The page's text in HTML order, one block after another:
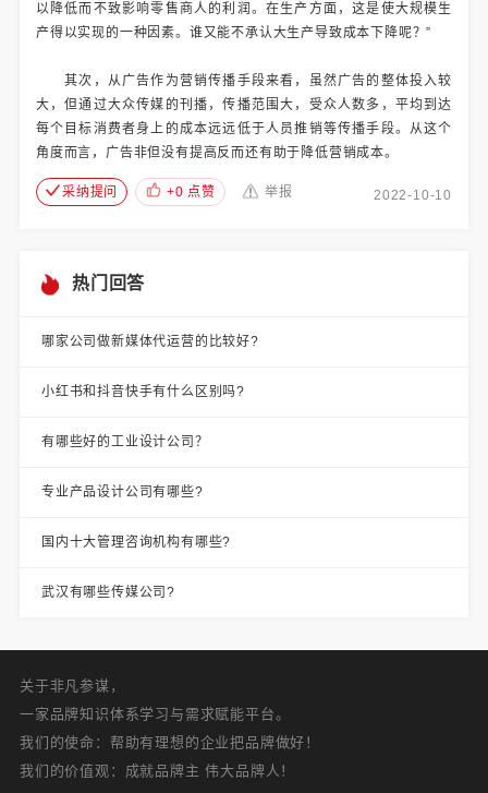
以降低而不致影响零售商人的利润。在生产方面，这是使大规模生
产得以实现的一种因素。谁又能不承认大生产导致成本下降呢？”
其次，从广告作为营销传播手段来看，虽然广告的整体投入较
大，但通过大众传媒的刊播，传播范围大，受众人数多，平均到达
每个目标消费者身上的成本远远低于人员推销等传播手段。从这个
角度而言，广告非但没有提高反而还有助于降低营销成本。
采纳提问 +0 点赞 举报 2022-10-10
热门回答
哪家公司做新媒体代运营的比较好?
小红书和抖音快手有什么区别吗?
有哪些好的工业设计公司？
专业产品设计公司有哪些?
国内十大管理咨询机构有哪些?
武汉有哪些传媒公司?
关于非凡参谋，
一家品牌知识体系学习与需求赋能平台。
我们的使命：帮助有理想的企业把品牌做好！
我们的价值观：成就品牌主 伟大品牌人！